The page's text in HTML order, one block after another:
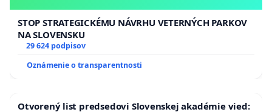
STOP STRATEGICKÉMU NÁVRHU VETERNÝCH PARKOV
NA SLOVENSKU
29 624 podpisov
Oznámenie o transparentnosti
Otvorený list predsedovi Slovenskej akadémie vied: